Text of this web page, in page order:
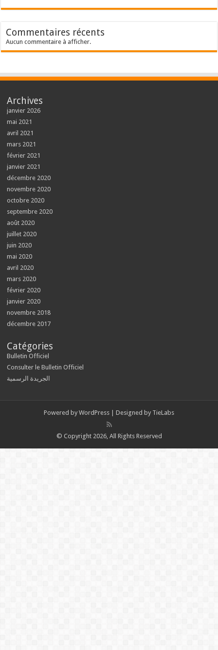
Commentaires récents
Aucun commentaire à afficher.
Archives
janvier 2026
mai 2021
avril 2021
mars 2021
février 2021
janvier 2021
décembre 2020
novembre 2020
octobre 2020
septembre 2020
août 2020
juillet 2020
juin 2020
mai 2020
avril 2020
mars 2020
février 2020
janvier 2020
novembre 2018
décembre 2017
Catégories
Bulletin Officiel
Consulter le Bulletin Officiel
الجريدة الرسمية
Powered by WordPress | Designed by TieLabs
© Copyright 2026, All Rights Reserved